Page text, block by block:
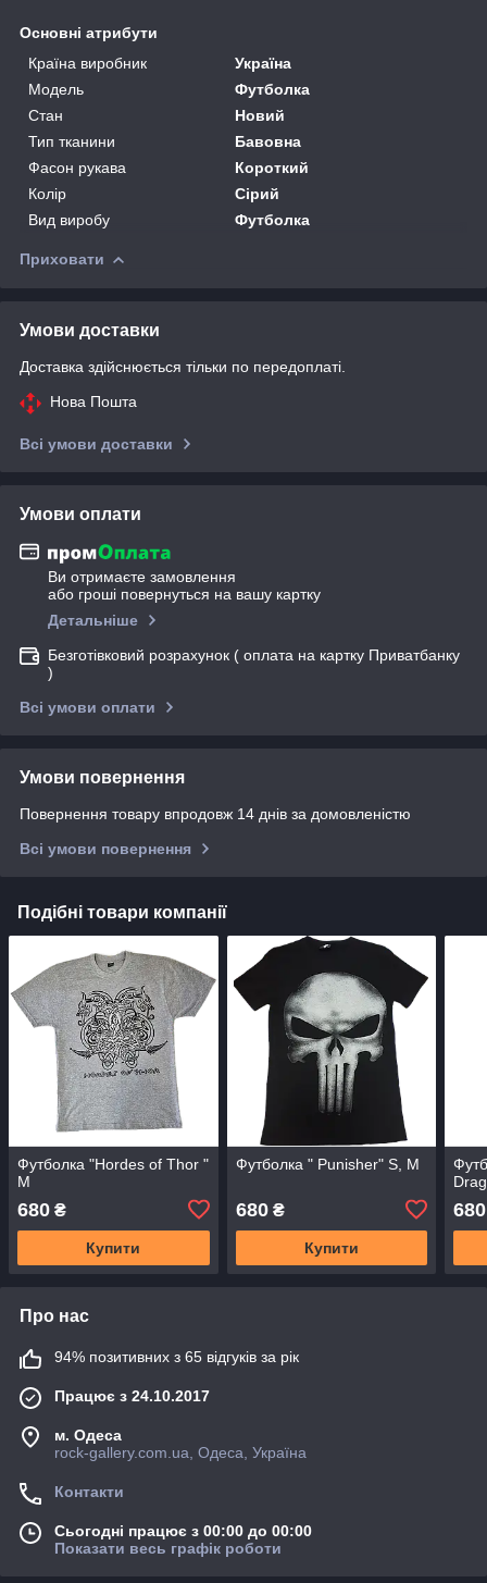
Основні атрибути
Країна виробник
Україна
Модель
Футболка
Стан
Новий
Тип тканини
Бавовна
Фасон рукава
Короткий
Колір
Сірий
Вид виробу
Футболка
Приховати
Умови доставки
Доставка здійснюється тільки по передоплаті.
Нова Пошта
Всі умови доставки
Умови оплати
Ви отримаєте замовлення
або гроші повернуться на вашу картку
Детальніше
Безготівковий розрахунок ( оплата на картку Приватбанку
)
Всі умови оплати
Умови повернення
Повернення товару впродовж 14 днів за домовленістю
Всі умови повернення
Подібні товари компанії
Футболка "Hordes of Thor "
M
680 ₴
Купити
Футболка " Punisher" S, M
680₴
Купити
680
Про нас
94% позитивних з 65 відгуків за рік
Працює з 24.10.2017
м. Одеса
rock-gallery.com.ua, Одеса, Україна
Контакти
Сьогодні працює з 00:00 до 00:00
Показати весь графік роботи